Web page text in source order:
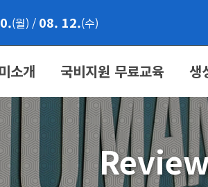
(월) / 08. 12.(수)
소개 국비지원 무료교육 생